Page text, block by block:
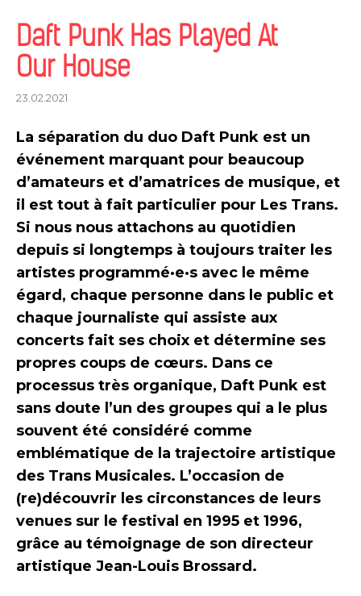
Daft Punk Has Played At
Our House
23.02.2021
La séparation du duo Daft Punk est un
événement marquant pour beaucoup
d’amateurs et d’amatrices de musique, et
il est tout à fait particulier pour Les Trans.
Si nous nous attachons au quotidien
depuis si longtemps à toujours traiter les
artistes programmé·e·s avec le même
égard, chaque personne dans le public et
chaque journaliste qui assiste aux
concerts fait ses choix et détermine ses
propres coups de cœurs. Dans ce
processus très organique, Daft Punk est
sans doute l’un des groupes qui a le plus
souvent été considéré comme
emblématique de la trajectoire artistique
des Trans Musicales. L’occasion de
(re)découvrir les circonstances de leurs
venues sur le festival en 1995 et 1996,
grâce au témoignage de son directeur
artistique Jean-Louis Brossard.